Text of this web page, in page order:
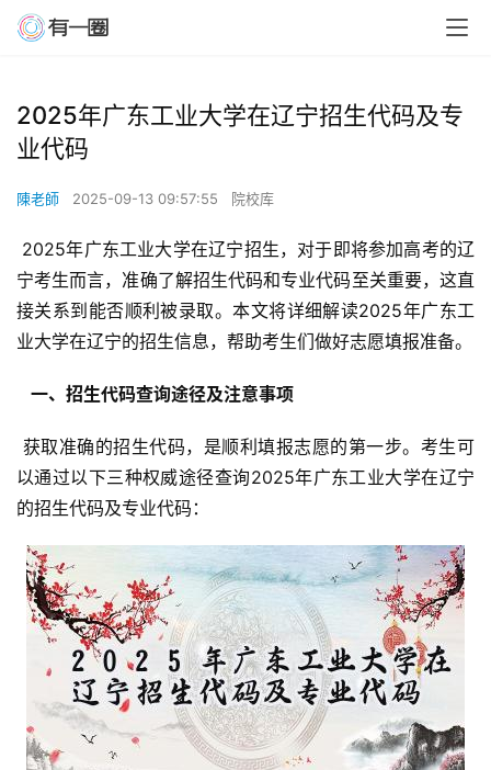
2025年广东工业大学在辽宁招生代码及专
业代码
陳老師 2025-09-13 09:57:55 院校库
宁考生而言，准确了解招生代码和专业代码至关重要，这直
接关系到能否顺利被录取。本文将详细解读2025年广东工
业大学在辽宁的招生信息，帮助考生们做好志愿填报准备。
  一、招生代码查询途径及注意事项
以通过以下三种权威途径查询2025年广东工业大学在辽宁
的招生代码及专业代码：